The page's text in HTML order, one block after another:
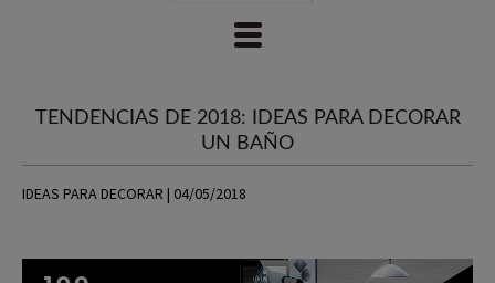
TENDENCIAS DE 2018: IDEAS PARA DECORAR
UN BAÑO
IDEAS PARA DECORAR | 04/05/2018